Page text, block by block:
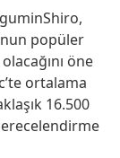
popüler
öne
ortalama
16.500